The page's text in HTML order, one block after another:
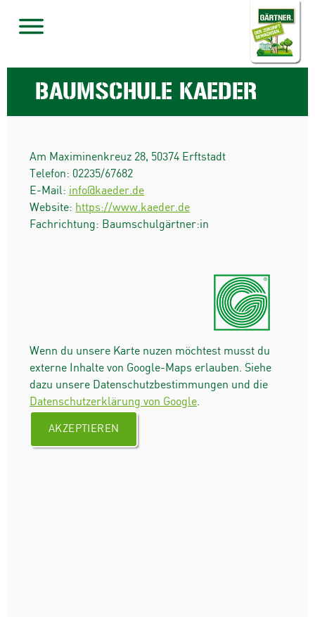
BAUMSCHULE KAEDER
Am Maximinenkreuz 28, 50374 Erftstadt
Telefon: 02235/67682
E-Mail: info@kaeder.de
Website: https://www.kaeder.de
Fachrichtung: Baumschulgärtner:in
Wenn du unsere Karte nuzen möchtest musst du
externe Inhalte von Google-Maps erlauben. Siehe
dazu unsere Datenschutzbestimmungen und die
Datenschutzerklärung von Google.
AKZEPTIEREN